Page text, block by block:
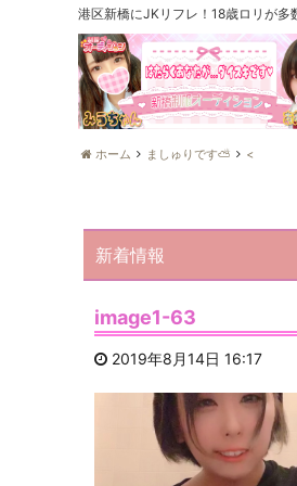
港区新橋にJKリフレ！18歳ロリが
ホーム ましゅりです️️️⛅️ <
新着情報
image1-63
2019年8月14日 16:17